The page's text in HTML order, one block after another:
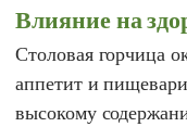
Влияние на
Столовая горчица
аппетит и
высокому